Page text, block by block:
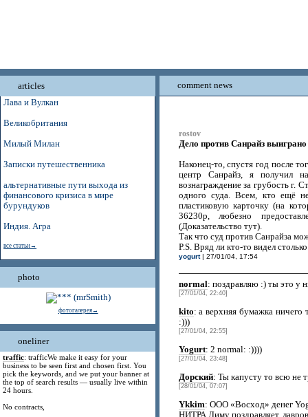
articles
Лава и Вулкан
Великобритания
Милый Милан
Записки путешественника
альтернативные пути выхода из
финансового кризиса в мире
бурундуков
Индия. Агра
все статьи→
photo
фотогалерея→
oneliner
traffic: trafficWe make it easy for your
business to be seen first and chosen first. You
pick the keywords, and we put your banner at
the top of search results — usually live within
24 hours.
No contracts,
comment news
rostov
Дело против Санрайз
Наконец-то, спустя год после
центр Санрайз, я получил
вознаграждение за грубость г.
одного суда. Всем, кто ещё
пластиковую карточку (на
36230р, любезно
(Доказательство тут).
Так что суд против Санрайза
P.S. Вряд ли кто-то видел
yogurt| 27/01/04, 17:54
normal: поздравляю :) ты это у
[27/01/04, 22:40]
kito: а верхняя бумажка ничего
:)))
[27/01/04, 22:55]
Yogurt: 2 normal: :))))
[27/01/04, 23:48]
Дорский: Ты капусту то всю не
[28/01/04, 07:07]
Ykkim: ООО «Восход» денег
НИТРА Диму поздравляет,